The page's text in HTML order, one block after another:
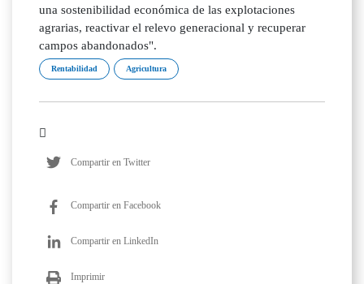
una sostenibilidad económica de las explotaciones
agrarias, reactivar el relevo generacional y recuperar
campos abandonados".
Rentabilidad Agricultura
Compartir en Twitter
Compartir en Facebook
Compartir en LinkedIn
Imprimir